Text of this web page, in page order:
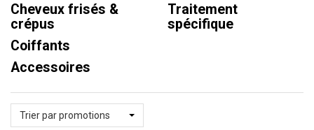
Cheveux frisés &
crépus
Traitement
spécifique
Coiffants
Accessoires
Trier par promotions